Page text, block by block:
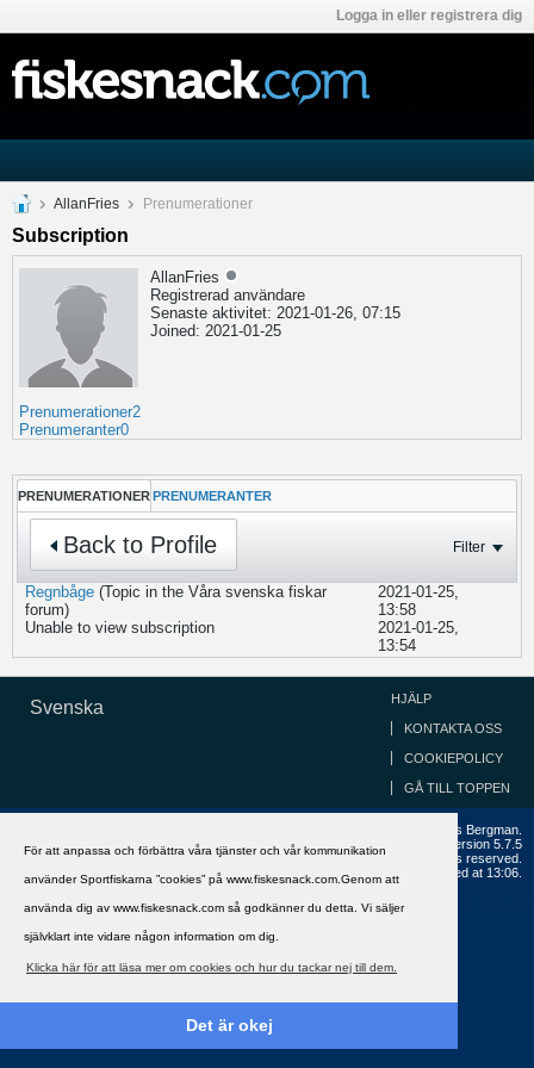
För att anpassa och förbättra våra tjänster och vår kommunikation
använder Sportfiskarna ”cookies” på www.fiskesnack.com.Genom att
använda dig av www.fiskesnack.com så godkänner du detta. Vi säljer
självklart inte vidare någon information om dig.
Klicka här för att läsa mer om cookies och hur du tackar nej till dem.
Det är okej
Logga in eller registrera dig
AllanFries Prenumerationer
Subscription
AllanFries
Registrerad användare
Senaste aktivitet: 2021-01-26, 07:15
Joined: 2021-01-25
Prenumerationer2
Prenumeranter0
PRENUMERATIONER PRENUMERANTER
Back to Profile Filter
Regnbåge (Topic in the Våra svenska fiskar
forum)
2021-01-25,
13:58
Unable to view subscription
2021-01-25,
13:54
Svenska HJÄLP
KONTAKTA OSS
COOKIEPOLICY
GÅ TILL TOPPEN
Copyright ©2002 - 2021, FiskeSnack.com. Grundad 2002 av Anders Bergman.
Powered by
Version 5.7.5
Copyright © 2026 MH Sub I, LLC dba vBulletin. All rights reserved.
All times are GMT+1. This page was generated at 13:06.